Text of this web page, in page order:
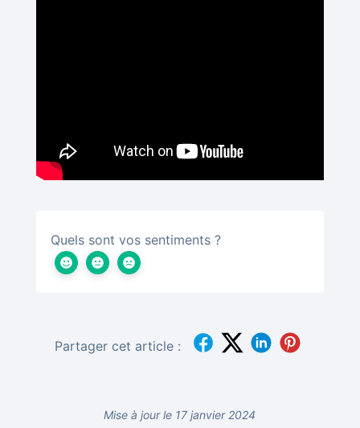
Quels sont vos sentiments ?
Partager cet article :
Mise à jour le 17 janvier 2024